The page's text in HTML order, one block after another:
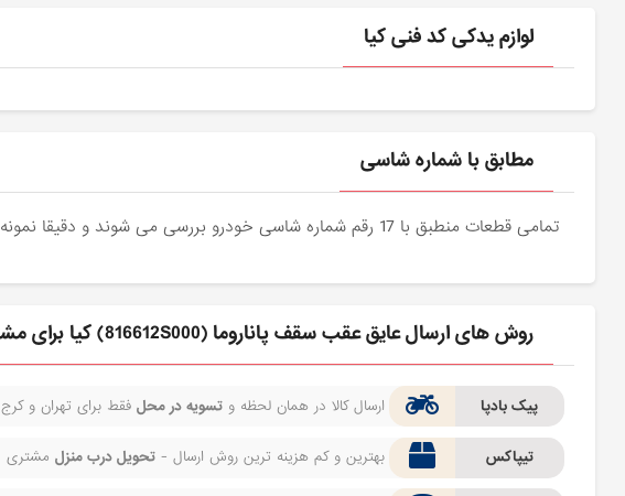
لوازم یدکی کد فنی کیا
مطابق با شماره شاسی
تمامی قطعات منطبق با 17 رقم شماره شاسی خودرو بررسی می شوند و دقیقا نمونه اصلی آن برای مشتریان عزیز ارسال می شود.
روش های ارسال عايق عقب سقف پاناروما (816612S000) کیا برای مشتری
پیک بادپا ارسال کالا در همان لحظه وتسویه در محل فقط برای تهران و کرج
تیپاکس بهترین و کم هزینه ترین روش ارسال -تحویل درب منزل مشتری